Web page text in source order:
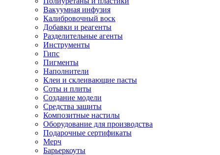
Вакуумная инфузия
Калибровочный воск
Добавки и реагенты
Разделительные агенты
Инструменты
Гипс
Пигменты
Наполнители
Клеи и склеивающие пасты
Соты и плиты
Создание модели
Средства защиты
Композитные настилы
Оборудование для производства
Подарочные сертификаты
Мерч
Барьеркоуты